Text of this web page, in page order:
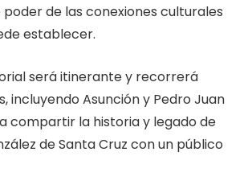
de las conexiones culturales
establecer.
será itinerante y recorrerá
incluyendo Asunción y Pedro Juan
compartir la historia y legado de
de Santa Cruz con un público